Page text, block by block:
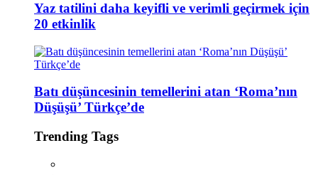
Yaz tatilini daha keyifli ve verimli geçirmek için
20 etkinlik
Batı düşüncesinin temellerini atan ‘Roma’nın
Düşüşü’ Türkçe’de
Trending Tags